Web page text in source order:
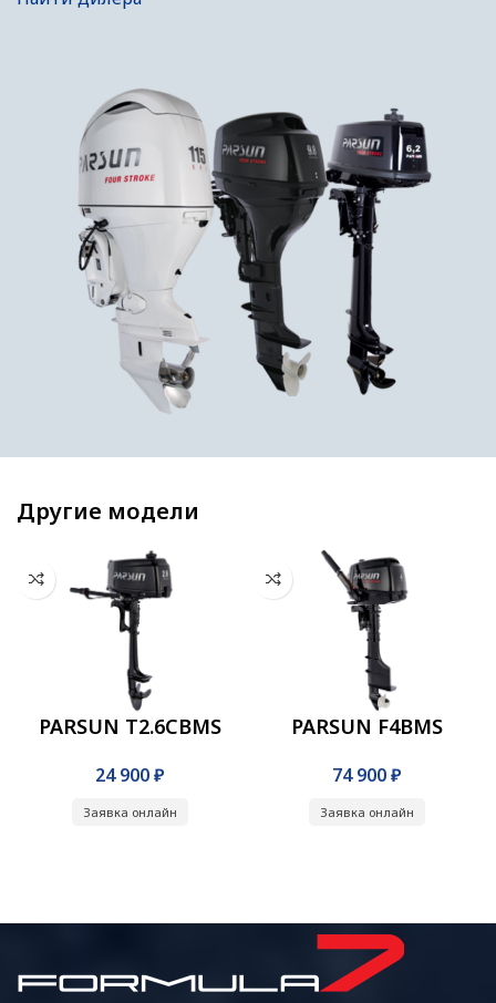
Другие модели
PARSUN T2.6CBMS
₽
Заявка онлайн
PARSUN F4BMS
₽
Заявка онлайн